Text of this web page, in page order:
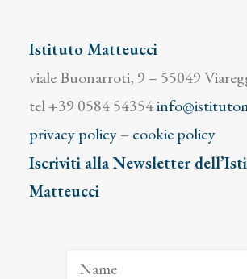
Istituto Matteucci
viale Buonarroti, 9 – 55049
tel +39 0584 54354
privacy policy– cookie policy
Iscriviti alla Newsletter
Matteucci